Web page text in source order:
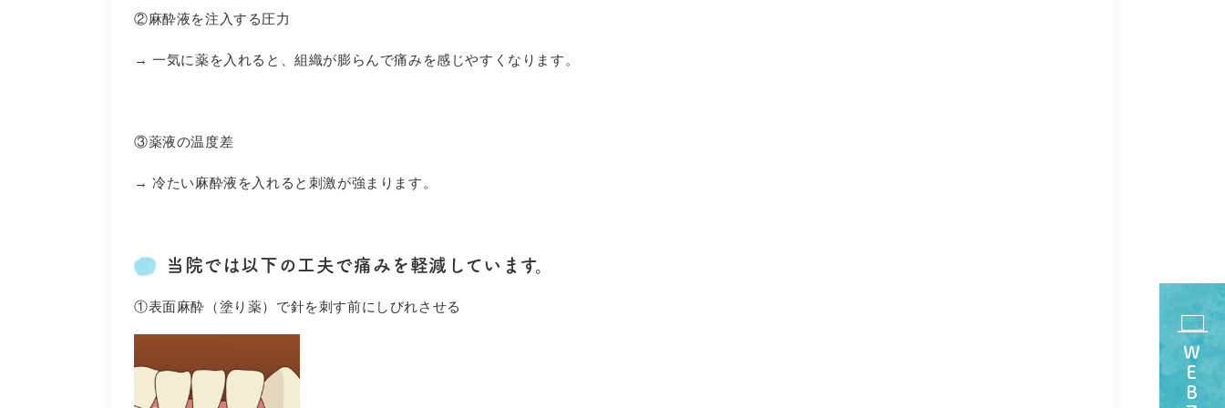
②麻酔液を注入する圧力
→ 一気に薬を入れると、組織が膨らんで痛みを感じやすくなります。
③薬液の温度差
→ 冷たい麻酔液を入れると刺激が強まります。
当院では以下の工夫で痛みを軽減しています。
①表面麻酔（塗り薬）で針を刺す前にしびれさせる